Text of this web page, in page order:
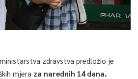
zdravstva predložio je
mjera za narednih 14 dana.